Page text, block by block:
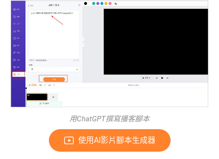
用ChatGPT撰寫播客腳本
使用AI影片腳本生成器